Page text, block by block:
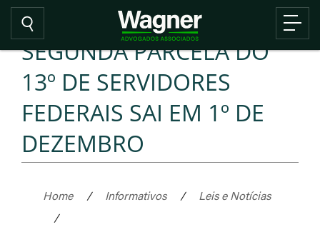
SEGUNDA PARCELA DO
13º DE SERVIDORES
FEDERAIS SAI EM 1º DE
DEZEMBRO
Home / Informativos /
Leis e Notícias
/